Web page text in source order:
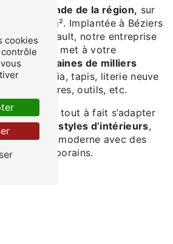
la plus grande de la région, sur
de 1500 m². Implantée à Béziers
de l’Hérault, notre entreprise
du Taureau met à votre
dizaines de milliers
multimédia, tapis, literie neuve
luminaires, outils, etc.
peut tout à fait s’adapter
tous les styles d’intérieurs,
au plus moderne avec des
contemporains.
cookies